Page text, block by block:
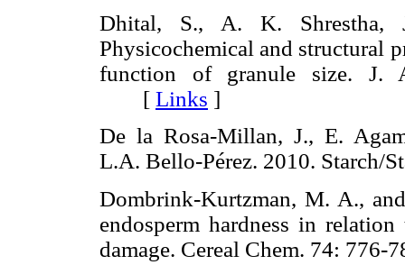
Dhital, S., A. K. Shrestha,
Physicochemical and structural
function of granule size. J.
[ Links ]
De la Rosa-Millan, J., E.
L.A. Bello-Pérez. 2010.
Dombrink-Kurtzman, M. A.,
endosperm hardness in
damage. Cereal Chem. 74: